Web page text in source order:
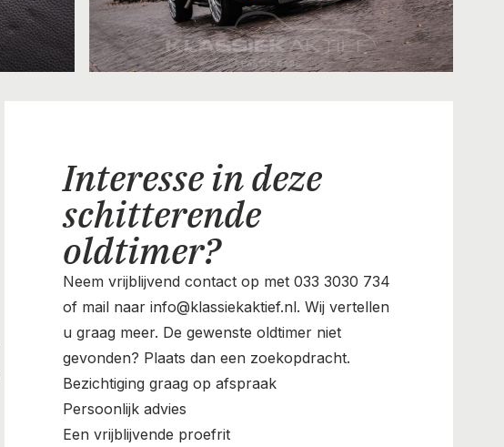
Interesse in deze
schitterende
oldtimer?
Neem vrijblijvend contact op met 033 3030 734
of mail naar info@klassiekaktief.nl. Wij vertellen
u graag meer. De gewenste oldtimer niet
gevonden? Plaats dan een zoekopdracht.
Bezichtiging graag op afspraak
Persoonlijk advies
Een vrijblijvende proefrit